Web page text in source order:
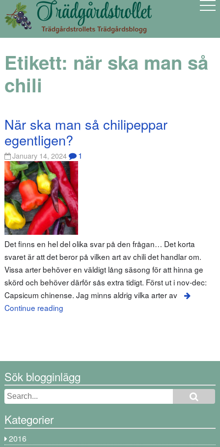
Etikett: när ska man så
chili
När ska man så chilipeppar
egentligen?
January 14, 2024 1
Det finns en hel del olika svar på den frågan… Det korta
svaret är att det beror på vilken art av chili det handlar om.
Vissa arter behöver en väldigt lång säsong för att hinna ge
skörd och behöver därför sås extra tidigt. Först ut i nov-dec:
Capsicum chinense. Jag minns aldrig vilka arter av
Continue reading
Sök blogginlägg
Kategorier
2016